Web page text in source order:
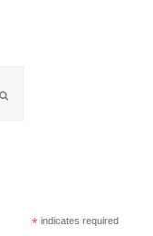
*indicates required